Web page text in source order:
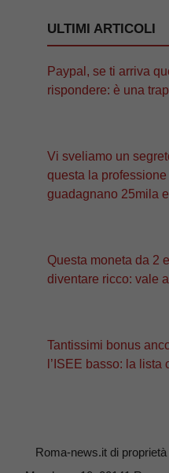
ULTIMI ARTICOLI
Paypal, se ti arriva
rispondere: è una
Vi sveliamo un
questa la
guadagnano 25mila
Questa moneta da 2
diventare ricco: vale
Tantissimi bonus
l’ISEE basso: la lista
Roma-news.it di